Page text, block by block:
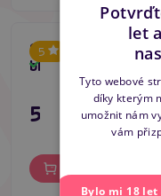
5
Silicone Dilator
blueSkladem
595 Kč
let
Tyto webové
díky kterým
umožnit nám
vám
Bylo mi 18